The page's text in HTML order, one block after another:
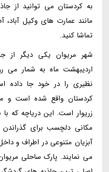
به کردستان می توانید از
مانند عمارت های وکیل
تماشا کنید.
شهر مریوان یکی دیگر از
اردیبهشت ماه به شمار می
نظیری را در خود جا داده
کردستان واقع شده است و
زریوار است. این دریاچه که با
مکانی دلچسب برای
آبزیان متنوعی در اطراف و
می نمایند. پارک ساحلی